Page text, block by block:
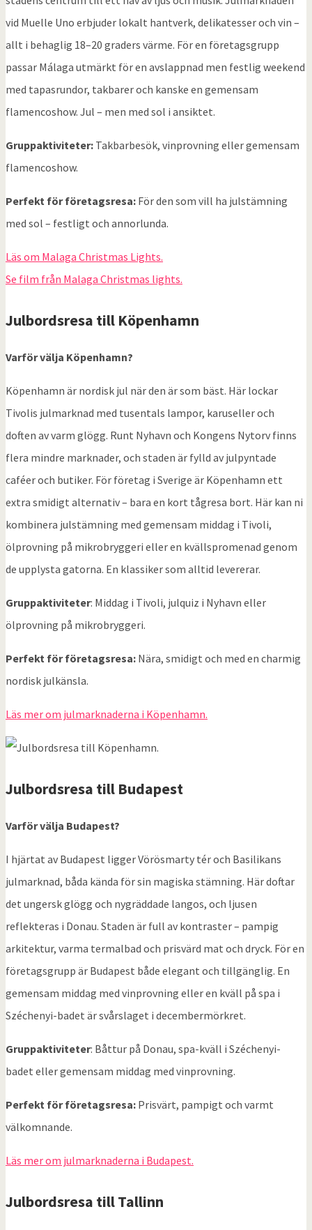
vid Muelle Uno erbjuder lokalt hantverk, delikatesser och vin –
allt i behaglig 18–20 graders värme. För en företagsgrupp
passar Málaga utmärkt för en avslappnad men festlig weekend
med tapasrundor, takbarer och kanske en gemensam
flamencoshow. Jul – men med sol i ansiktet.
Gruppaktiviteter: Takbarbesök, vinprovning eller gemensam
flamencoshow.
Perfekt för företagsresa: För den som vill ha julstämning
med sol – festligt och annorlunda.
Läs om Malaga Christmas Lights.
Se film från Malaga Christmas lights.
Julbordsresa till Köpenhamn
Varför välja Köpenhamn?
Köpenhamn är nordisk jul när den är som bäst. Här lockar
Tivolis julmarknad med tusentals lampor, karuseller och
doften av varm glögg. Runt Nyhavn och Kongens Nytorv finns
flera mindre marknader, och staden är fylld av julpyntade
caféer och butiker. För företag i Sverige är Köpenhamn ett
extra smidigt alternativ – bara en kort tågresa bort. Här kan ni
kombinera julstämning med gemensam middag i Tivoli,
ölprovning på mikrobryggeri eller en kvällspromenad genom
de upplysta gatorna. En klassiker som alltid levererar.
Gruppaktiviteter: Middag i Tivoli, julquiz i Nyhavn eller
ölprovning på mikrobryggeri.
Perfekt för företagsresa: Nära, smidigt och med en charmig
nordisk julkänsla.
Läs mer om julmarknaderna i Köpenhamn.
Julbordsresa till Budapest
Varför välja Budapest?
I hjärtat av Budapest ligger Vörösmarty tér och Basilikans
julmarknad, båda kända för sin magiska stämning. Här doftar
det ungersk glögg och nygräddade langos, och ljusen
reflekteras i Donau. Staden är full av kontraster – pampig
arkitektur, varma termalbad och prisvärd mat och dryck. För en
företagsgrupp är Budapest både elegant och tillgänglig. En
gemensam middag med vinprovning eller en kväll på spa i
Széchenyi-badet är svårslaget i decembermörkret.
Gruppaktiviteter: Båttur på Donau, spa-kväll i Széchenyi-
badet eller gemensam middag med vinprovning.
Perfekt för företagsresa: Prisvärt, pampigt och varmt
välkomnande.
Läs mer om julmarknaderna i Budapest.
Julbordsresa tillTallinn